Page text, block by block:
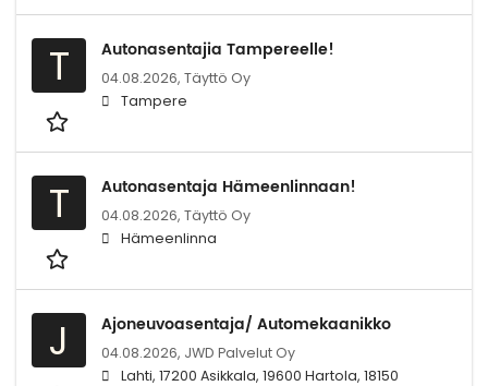
T Autonasentajia Tampereelle!
04.08.2026, Täyttö Oy
Tampere
T Autonasentaja Hämeenlinnaan!
04.08.2026, Täyttö Oy
Hämeenlinna
J Ajoneuvoasentaja/ Automekaanikko
04.08.2026, JWD Palvelut Oy
Lahti, 17200 Asikkala, 19600 Hartola, 18150